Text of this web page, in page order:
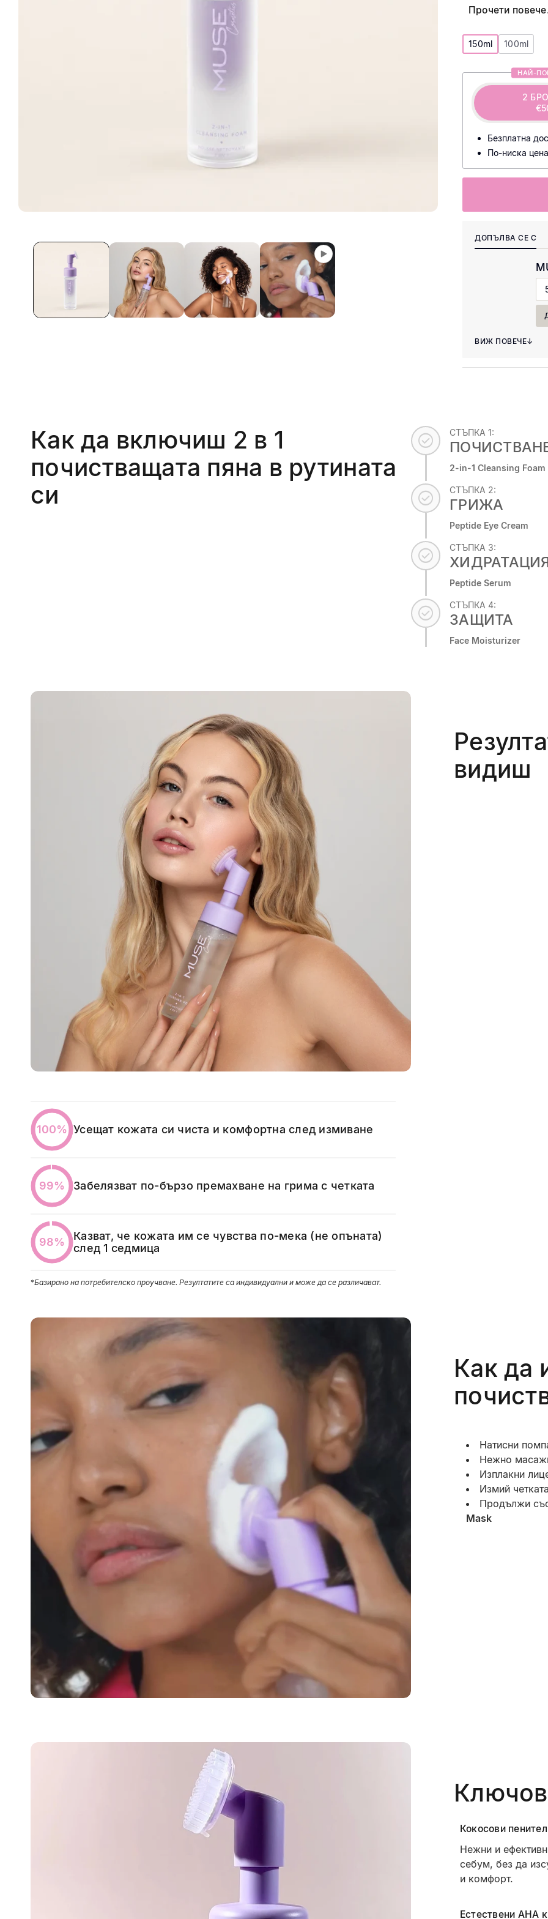
Прочети
Вградената
по-
150ml 100ml
НАЙ-
2
Безплатна
По-ниска
ДОПЪЛВА СЕ С
ВИЖ ПОВЕЧЕ↓
Как да включиш 2 в 1
почистващата пяна в рутината
си
check_circle СТЪПКА 1:
2-in-1 Cleansing
check_circle СТЪПКА 2:
ГРИЖА
Peptide Eye Cream
check_circle СТЪПКА 3:
Peptide Serum
check_circle СТЪПКА 4:
ЗАЩИТА
Face Moisturizer
видиш
100% Усещат кожата си чиста и комфортна след измиване
99% Забелязват по-бързо премахване на грима с четката
98%
Казват, че кожата им се чувства по-мека (не опъната)
след 1 седмица
*Базирано на потребителско проучване. Резултатите са индивидуални и може да се различават.
Как да
Натисни
Нежно
Изплакни
Измий
Продължи
Mask
Кокосови
Нежни и
себум, без да
и комфорт.
Естествени AHA